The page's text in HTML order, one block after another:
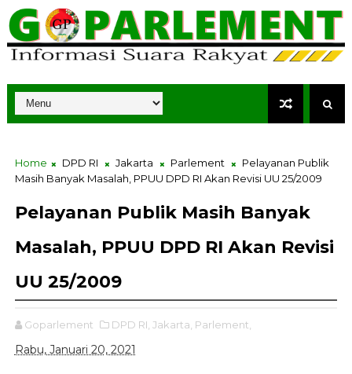
Home DPD RI Jakarta Parlement
Pelayanan Publik
Masih Banyak Masalah, PPUU DPD RI Akan Revisi UU 25/2009
Pelayanan Publik Masih Banyak
Masalah, PPUU DPD RI Akan Revisi
UU 25/2009
Goparlement DPD RI, Jakarta, Parlement,
Rabu, Januari 20, 2021